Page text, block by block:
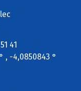
41
, -4,0850843 °